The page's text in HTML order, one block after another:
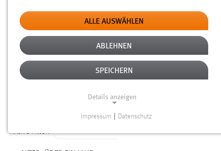
Typ
Erstellungsdatum
Alter
Aktive Filter:
ALLE AUSWÄHLEN
ABLEHNEN
SPEICHERN
Details anzeigen
Impressum Datenschutz